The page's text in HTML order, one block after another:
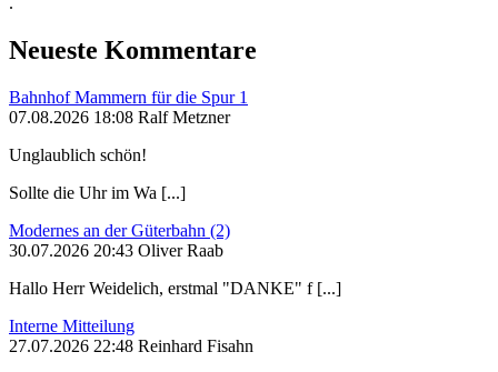
Neueste Kommentare
Bahnhof Mammern für die Spur 1
07.08.2026 18:08 Ralf Metzner
Unglaublich schön!
Sollte die Uhr im Wa [...]
Modernes an der Güterbahn (2)
30.07.2026 20:43 Oliver Raab
Hallo Herr Weidelich, erstmal "DANKE" f [...]
Interne Mitteilung
27.07.2026 22:48 Reinhard Fisahn